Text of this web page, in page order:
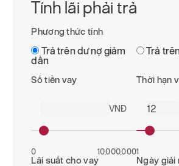
Tính lãi phải trả
Phương thức tính
Trả trên dư nợ giảm
dần
Trả
Số tiền vay
VNĐ
0 10,000,000
Thời hạn
1
Lãi suất cho vay Ngày giải